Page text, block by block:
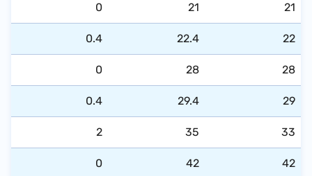
​21
​21
​22
​22.4
0.4
28
28
​29
​29.4
​0.4
​33
​35
​42
42